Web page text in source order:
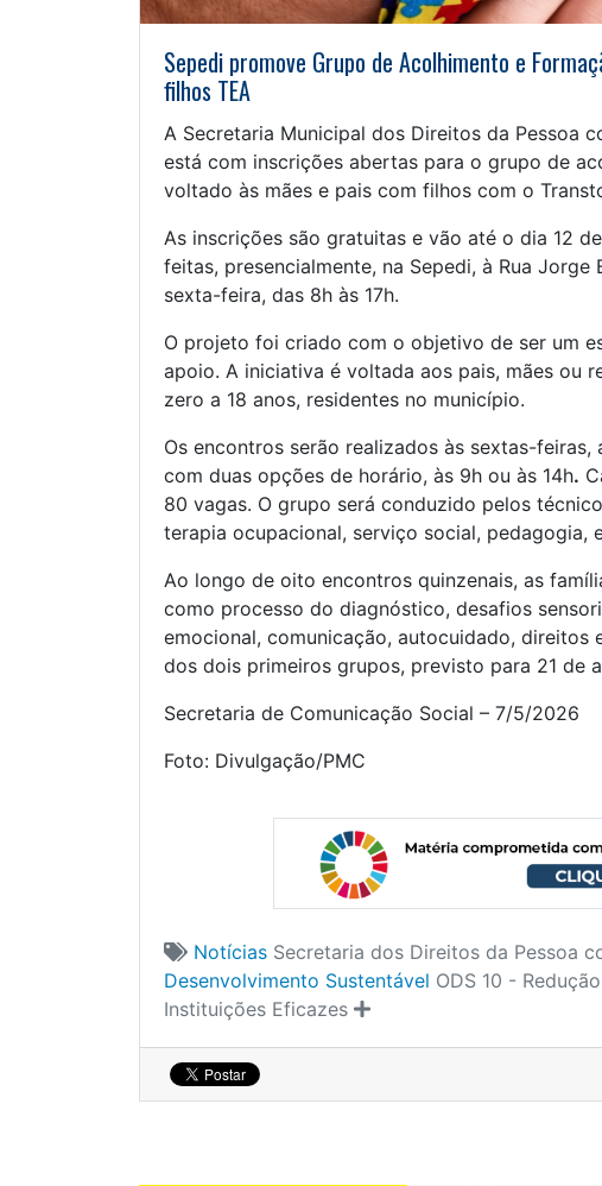
Sepedi promove Grupo de Acolhimento e
filhos TEA
A Secretaria Municipal dos Direitos da Pessoa
está com inscrições abertas para o grupo de
voltado às mães e pais com filhos com o
As inscrições são gratuitas e vão até o dia 12
feitas, presencialmente, na Sepedi, à Rua
sexta-feira, das 8h às 17h.
O projeto foi criado com o objetivo de ser um
apoio. A iniciativa é voltada aos pais, mães ou
zero a 18 anos, residentes no município.
Os encontros serão realizados às sextas-
com duas opções de horário, às 9h ou às 14h.
80 vagas. O grupo será conduzido pelos
terapia ocupacional, serviço social, pedagogia,
Ao longo de oito encontros quinzenais, as
como processo do diagnóstico, desafios
emocional, comunicação, autocuidado, direitos
dos dois primeiros grupos, previsto para 21 de
Secretaria de Comunicação Social – 7/5/2026
Foto: Divulgação/PMC
Notícias Secretaria dos Direitos da Pessoa
Desenvolvimento Sustentável ODS 10 -
Instituições Eficazes